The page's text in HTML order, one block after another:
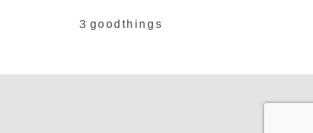
３goodthings